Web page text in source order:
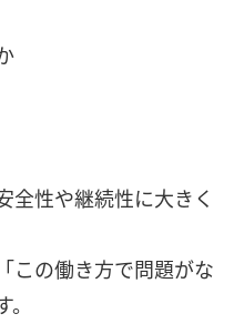
全性や継続性に大きく
この働き方で問題がな